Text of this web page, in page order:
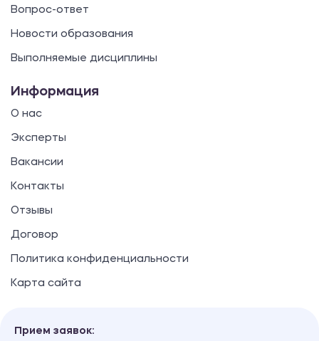
Вопрос-ответ
Новости образования
Выполняемые дисциплины
Информация
О нас
Эксперты
Вакансии
Контакты
Отзывы
Договор
Политика конфиденциальности
Карта сайта
Прием заявок: